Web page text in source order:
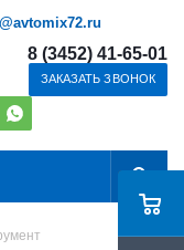
8 (3452) 41-65-01
ЗАКАЗАТЬ ЗВОНОК